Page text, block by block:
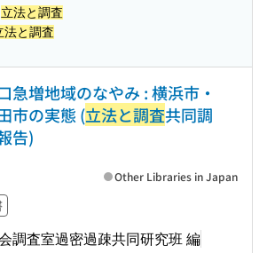
立法と調査
法と調査
急増地域のなやみ : 横浜市・
市の実態 (立法と調査共同調
告)
調査室過密過疎共同研究班 編
Other Libraries in Japan